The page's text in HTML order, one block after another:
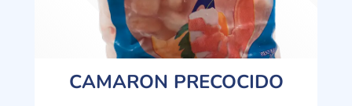
CAMARON PRECOCIDO